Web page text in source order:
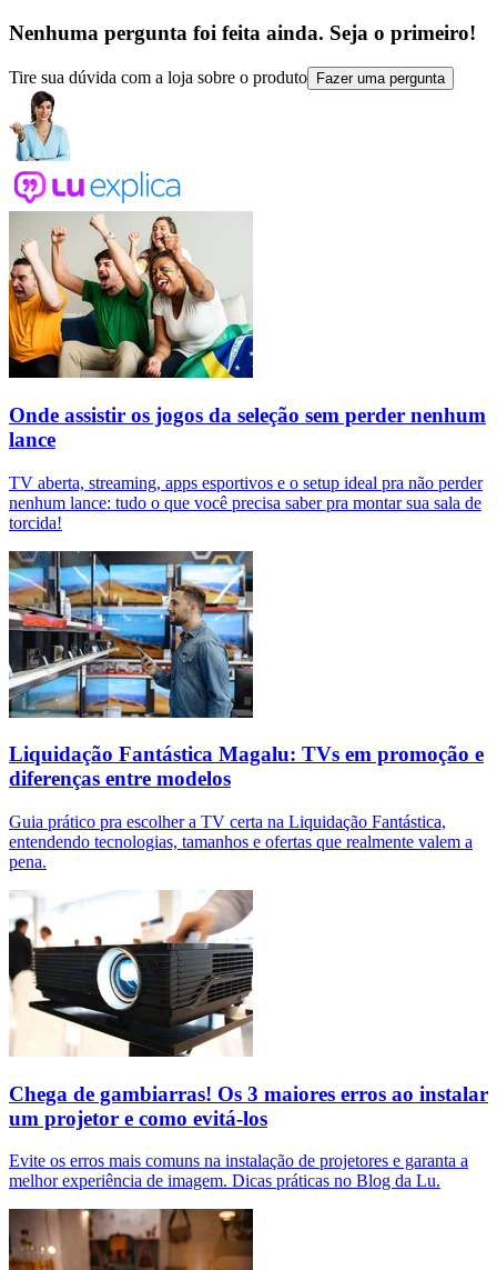
Nenhuma pergunta foi feita ainda. Seja o primeiro!
Tire sua dúvida com a loja sobre o produto Fazer uma pergunta
Onde assistir os jogos da seleção sem perder nenhum
lance
TV aberta, streaming, apps esportivos e o setup ideal pra não perder
nenhum lance: tudo o que você precisa saber pra montar sua sala de
torcida!
Liquidação Fantástica Magalu: TVs em promoção e
diferenças entre modelos
Guia prático pra escolher a TV certa na Liquidação Fantástica,
entendendo tecnologias, tamanhos e ofertas que realmente valem a
pena.
Chega de gambiarras! Os 3 maiores erros ao instalar
um projetor e como evitá-los
Evite os erros mais comuns na instalação de projetores e garanta a
melhor experiência de imagem. Dicas práticas no Blog da Lu.